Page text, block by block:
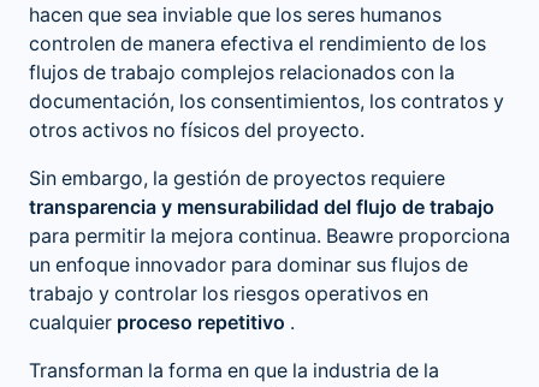
hacen que sea inviable que los seres humanos
controlen de manera efectiva el rendimiento de los
flujos de trabajo complejos relacionados con la
documentación, los consentimientos, los contratos y
otros activos no físicos del proyecto.
Sin embargo, la gestión de proyectos requiere
transparencia y mensurabilidad del flujo de trabajo
para permitir la mejora continua. Beawre proporciona
un enfoque innovador para dominar sus flujos de
trabajo y controlar los riesgos operativos en
cualquier proceso repetitivo .
Transforman la forma en que la industria de la